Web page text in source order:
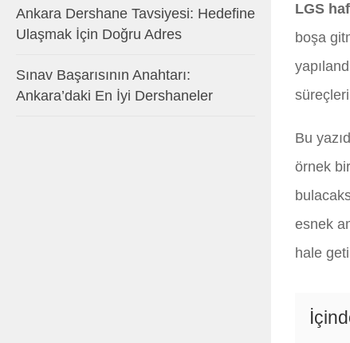
LGS
boşa
Bu
örnek
esnek
hale
Ankara Dershane Tavsiyesi: Hedefine
Ulaşmak İçin Doğru Adres
Sınav Başarısının Anahtarı:
Ankara’daki En İyi Dershaneler